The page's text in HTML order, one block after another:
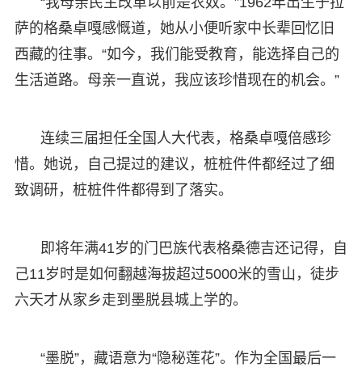
萨的格桑卓嘎感慨道，她从小便听家中长辈回忆旧
西藏的往事。“如今，我们能受教育，能选择自己的
生活道路。母亲一直说，我应该珍惜现在的机会。”
连续三届担任全国人大代表，格桑卓嘎倍感珍
惜。她说，自己提过的建议，桩桩件件都经过了细
致调研，桩桩件件都得到了落实。
即将年满41岁的门巴族代表格桑德吉还记得，自
己11岁时是如何翻越海拔超过5000米的雪山，徒步
六天才从家乡走到墨脱县城上学的。
“墨脱”，藏语意为“隐秘莲花”。作为全国最后一